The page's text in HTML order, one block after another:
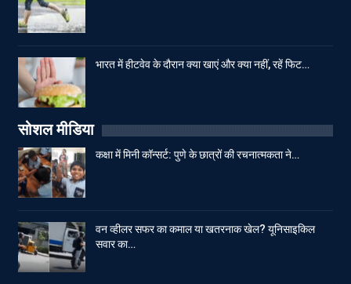
भारत में हीटवेव के दौरान क्या खाएं और क्या नहीं, रहें फिट…
सोशल मीडिया
कक्षा में मिनी कॉन्सर्ट: पुणे के छात्रों की रचनात्मकता ने…
वन व्हीलर सफर का कमाल या खतरनाक खेल? यूनिसाइकिल
सवार का…